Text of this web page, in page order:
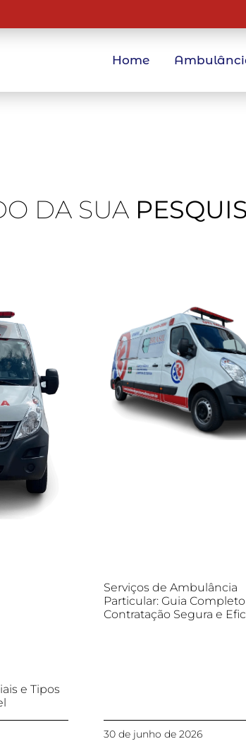
Home
DA SUA
e Tipos
Serviços de Ambulância
Particular: Guia Completo
Contratação Segura e
30 de junho de 2026